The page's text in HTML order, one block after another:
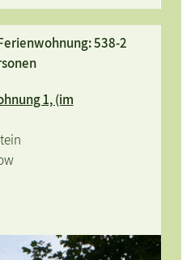
538-2
1, (im